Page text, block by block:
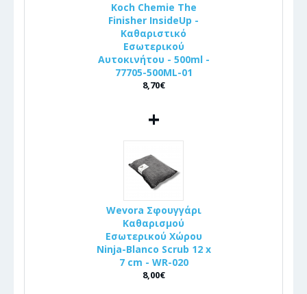
Koch Chemie The
Finisher InsideUp -
Καθαριστικό
Εσωτερικού
Αυτοκινήτου - 500ml -
77705-500ML-01
8,70€
+
Wevora Σφουγγάρι
Καθαρισμού
Εσωτερικού Χώρου
Ninja-Blanco Scrub 12 x
7 cm - WR-020
8,00€